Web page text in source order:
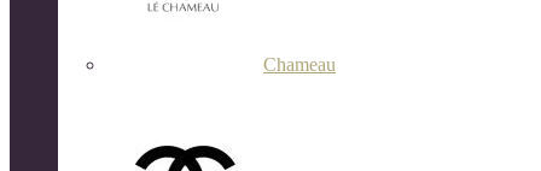
Chameau